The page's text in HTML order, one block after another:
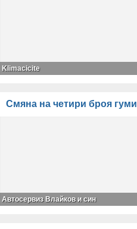
Klimacicite
Смяна на четири броя гуми
Автосервиз Влайков и син